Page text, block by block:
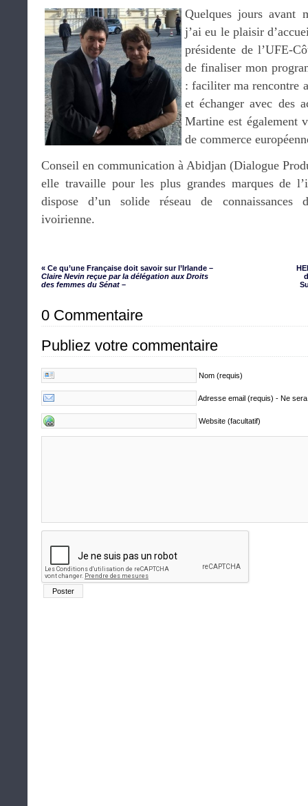
Quelques jours avant
j’ai eu le plaisir
présidente de l’UFE-
de finaliser mon
: faciliter ma rencontre
et échanger avec des
Martine est également
de commerce
Conseil en communication à Abidjan (Dialogue
elle travaille pour les plus grandes marques de
dispose d’un solide réseau de connaissances
ivoirienne.
« Ce qu’une Française doit savoir sur l’Irlande –
Claire Nevin reçue par la délégation aux Droits
des femmes du Sénat –
0 Commentaire
Publiez votre commentaire
Nom (requis)
Adresse email (requis) - Ne
Website (facultatif)